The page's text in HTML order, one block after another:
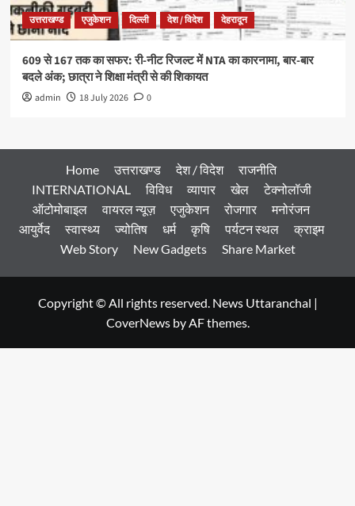
उत्तराखण्ड एजुकेशन दिल्ली देश / विदेश देहरादून
609 से 167 तक का सफर: री-नीट रिजल्ट में NTA का कारनामा, बार-बार
बदले अंक; छात्रा ने शिक्षा मंत्री से की शिकायत
admin 18 July 2026 0
Home उत्तराखण्ड देश / विदेश
राजनीति
INTERNATIONAL
विविध व्यापार खेल
टेक्नोलॉजी
ऑटोमोबाइल
वायरल न्यूज़ एजुकेशन रोजगार
मनोरंजन
आयुर्वेद
स्वास्थ्य ज्योतिष धर्म कृषि पर्यटन स्थल
क्राइम
Web Story
New Gadgets Share Market
Copyright © All rights reserved. News Uttaranchal |
CoverNewsby AF themes.